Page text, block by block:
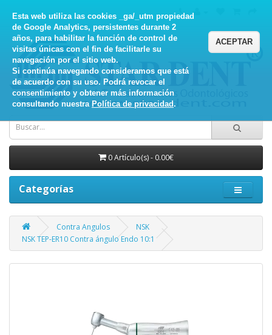
Esta web utiliza las cookies _ga/_utm propiedad
de Google Analytics, persistentes durante 2
años, para habilitar la función de control de
visitas únicas con el fin de facilitarle su
navegación por el sitio web.
Si continúa navegando consideramos que está
de acuerdo con su uso. Podrá revocar el
consentimiento y obtener más información
consultando nuestra Política de privacidad.
ACEPTAR
0 Artículo(s) - 0.00€
Categorías
Contra Angulos
NSK
NSK TEP-ER10 Contra ángulo Endo 10:1